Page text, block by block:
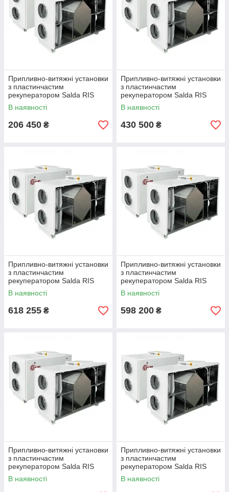
Припливно-витяжні установки
з пластинчастим
рекуператором Salda RIS
1200 HE EKO 3.0
В наявності
206 450 ₴
Припливно-витяжні установки
з пластинчастим
рекуператором Salda RIS
1200 HW EKO 3.0
В наявності
430 500 ₴
Припливно-витяжні установки
з пластинчастим
рекуператором Salda RIS
1900 HE EKO 3.0
В наявності
618 255 ₴
Припливно-витяжні установки
з пластинчастим
рекуператором Salda RIS
1900 HW EKO 3.0
В наявності
598 200 ₴
Припливно-витяжні установки
з пластинчастим
рекуператором Salda RIS
2200 HE EKO 3.0
В наявності
Припливно-витяжні установки
з пластинчастим
рекуператором Salda RIS
2200 HW EKO 3.0
В наявності